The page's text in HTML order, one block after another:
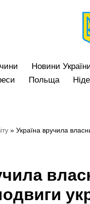
Hовини
Польща
» Україна вручила